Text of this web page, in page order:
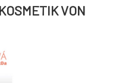
VON